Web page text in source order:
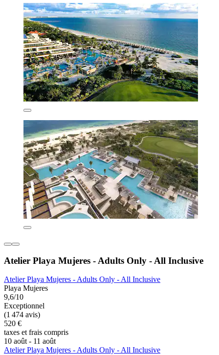
Atelier Playa Mujeres - Adults Only - All Inclusive
Atelier Playa Mujeres - Adults Only - All Inclusive
Playa Mujeres
9,6/10
Exceptionnel
(1 474 avis)
520 €
taxes et frais compris
10 août - 11 août
Atelier Playa Mujeres - Adults Only - All Inclusive